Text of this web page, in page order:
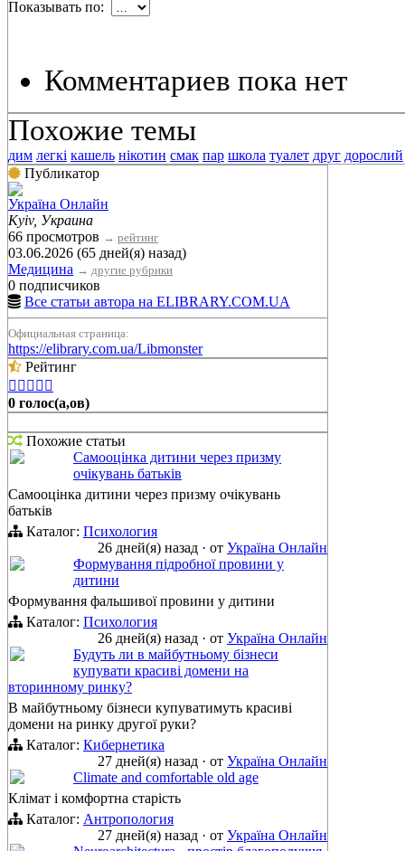
Показывать по:
Комментариев пока нет
Похожие темы
дим легкі кашель нікотин смак пар школа туалет друг дорослий
Публикатор
Україна Онлайн
Kyiv, Украина
66 просмотров → рейтинг
03.06.2026 (65 дней(я) назад)
Медицина → другие рубрики
0 подписчиков
Все статьи автора на ELIBRARY.COM.UA
Официальная страница:
https://elibrary.com.ua/Libmonster
Рейтинг
    
0 голос(а,ов)
Похожие статьи
Самооцінка дитини через призму
очікувань батьків
Самооцінка дитини через призму очікувань
батьків
Каталог: Психология
26 дней(я) назад · от Україна Онлайн
Формування підробної провини у
дитини
Формування фальшивої провини у дитини
Каталог: Психология
26 дней(я) назад · от Україна Онлайн
Будуть ли в майбутньому бізнеси
купувати красиві домени на
вторинному ринку?
В майбутньому бізнеси купуватимуть красиві
домени на ринку другої руки?
Каталог: Кибернетика
27 дней(я) назад · от Україна Онлайн
Climate and comfortable old age
Клімат і комфортна старість
Каталог: Антропология
27 дней(я) назад · от Україна Онлайн